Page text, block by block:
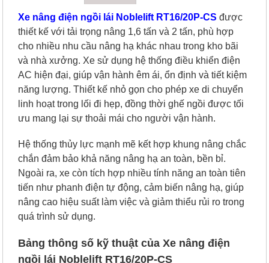
Xe nâng điện ngồi lái Noblelift RT16/20P-CS được
thiết kế với tải trọng nâng 1,6 tấn và 2 tấn, phù hợp
cho nhiều nhu cầu nâng hạ khác nhau trong kho bãi
và nhà xưởng. Xe sử dụng hệ thống điều khiển điện
AC hiện đại, giúp vận hành êm ái, ổn định và tiết kiệm
năng lượng. Thiết kế nhỏ gọn cho phép xe di chuyển
linh hoạt trong lối đi hẹp, đồng thời ghế ngồi được tối
ưu mang lại sự thoải mái cho người vận hành.
Hệ thống thủy lực mạnh mẽ kết hợp khung nâng chắc
chắn đảm bảo khả năng nâng hạ an toàn, bền bỉ.
Ngoài ra, xe còn tích hợp nhiều tính năng an toàn tiên
tiến như phanh điện tự động, cảm biến nâng hạ, giúp
nâng cao hiệu suất làm việc và giảm thiểu rủi ro trong
quá trình sử dụng.
Bảng thông số kỹ thuật của Xe nâng điện
ngồi lái Noblelift RT16/20P-CS